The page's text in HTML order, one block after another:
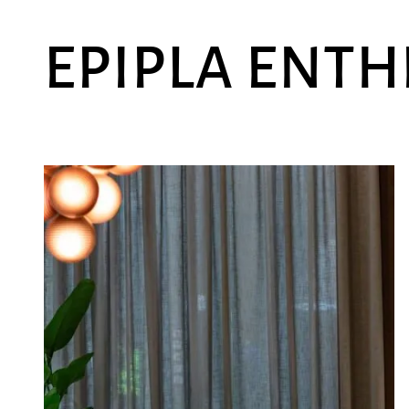
EPIPLA